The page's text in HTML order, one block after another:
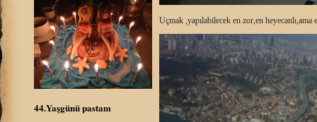
44.Yaşgünü pastam
Uçmak ,yapılabilecek en zor,en